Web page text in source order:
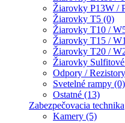
Žiarovky P13W /
Žiarovky T5 (0)
Žiarovky T10 /
Žiarovky T15 /
Žiarovky T20 /
Žiarovky
Odpory /
Svetelné rampy (0)
Ostatné (13)
Zabezpečovacia technika
Kamery (5)